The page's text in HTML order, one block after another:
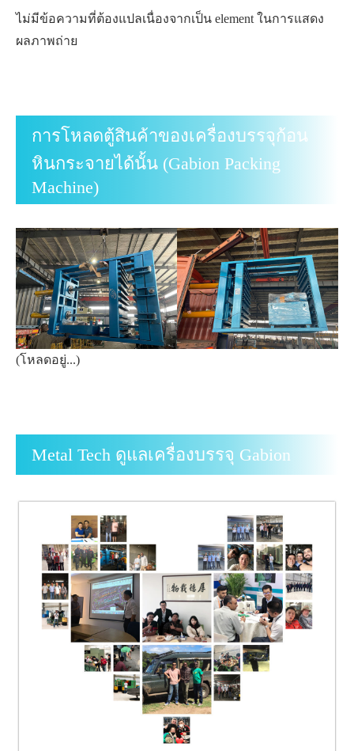
ไม่มีข้อความที่ต้องแปลเนื่องจากเป็น element ในการแสดง
ผลภาพถ่าย
การโหลดตู้สินค้าของเครื่องบรรจุก้อน
หินกระจายได้นั้น (Gabion Packing
Machine)
(โหลดอยู่...)
Metal Tech ดูแลเครื่องบรรจุ Gabion